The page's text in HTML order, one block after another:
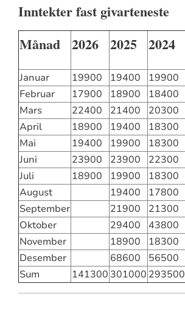
Inntekter fast givarteneste
Månad 2026 2025 2024
Januar 19900 19400 19900
Februar
17900 18900 18400
Mars
22400 21400 20300
April
18900 19400 18300
Mai
19400 19900 18300
Juni
23900 23900 22300
Juli
18900 19900 18300
August
19400 17800
September
21900 21300
Oktober
29400 43800
November
18900 18300
Desember
68600 56500
Sum
141300 301000 293500